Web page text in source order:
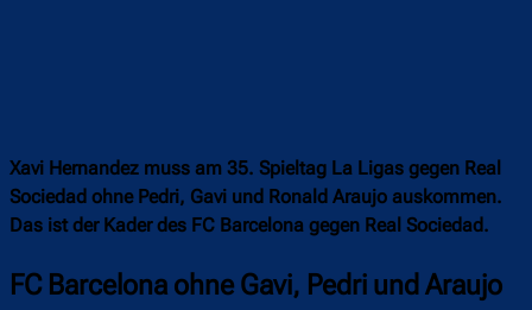
Xavi Hernandez muss am 35. Spieltag La Ligas gegen Real
Sociedad ohne Pedri, Gavi und Ronald Araujo auskommen.
Das ist der Kader des FC Barcelona gegen Real Sociedad.
FC Barcelona ohne Gavi, Pedri und Araujo